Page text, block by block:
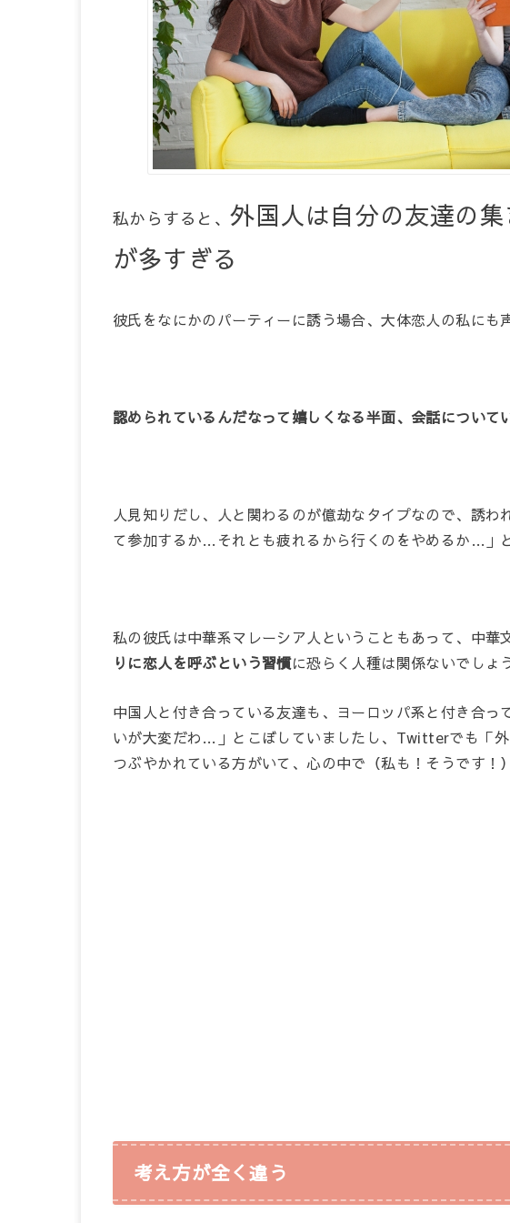
私からすると、外国人は自分の友達の
が多すぎる
彼氏をなにかのパーティーに誘う場合、大体恋人の私にも
認められているんだなって嬉しくなる半面、会話について
人見知りだし、人と関わるのが億劫なタイプなので、誘
て参加するか…それとも疲れるから行くのをやめるか…」
私の彼氏は中華系マレーシア人ということもあって、中華
りに恋人を呼ぶという習慣に恐らく人種は関係ないでしょ
中国人と付き合っている友達も、ヨーロッパ系と付き合
いが大変だわ…」とこぼしていましたし、Twitterでも「
つぶやかれている方がいて、心の中で（私も！そうです！
考え方が全く違う